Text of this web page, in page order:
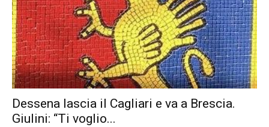
Dessena lascia il Cagliari e va a Brescia.
Giulini: “Ti voglio...